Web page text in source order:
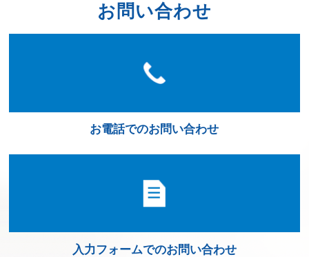
お問い合わせ
お電話でのお問い合わせ
入力フォームでのお問い合わせ